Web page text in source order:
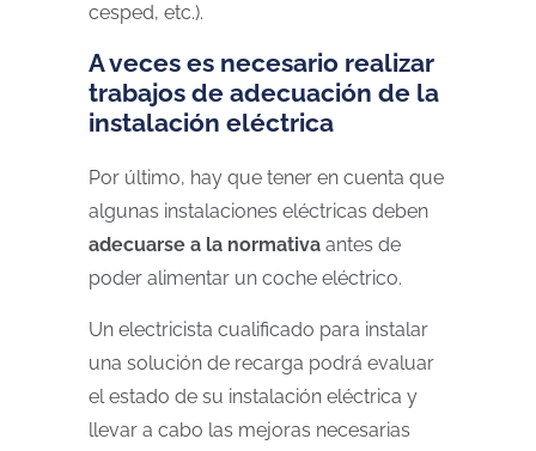
cesped, etc.).
A veces es necesario realizar
trabajos de adecuación de la
instalación eléctrica
Por último, hay que tener en cuenta que
algunas instalaciones eléctricas deben
adecuarse a la normativa antes de
poder alimentar un coche eléctrico.
Un electricista cualificado para instalar
una solución de recarga podrá evaluar
el estado de su instalación eléctrica y
llevar a cabo las mejoras necesarias